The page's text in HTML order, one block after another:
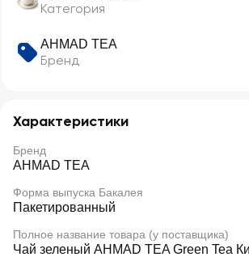
Категория
AHMAD TEA
Бренд
Характеристики
Бренд
AHMAD TEA
Форма выпуска Бакалея
Пакетированный
Полное название товара (у поставщика)
Чай зеленый AHMAD TEA Green Tea